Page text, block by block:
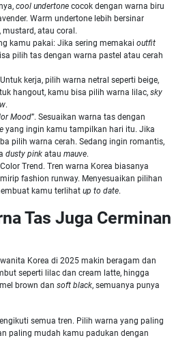
cool undertone cocok dengan warna biru
Warm undertone lebih bersinar
mustard, atau coral.
kamu pakai: Jika sering memakai outfit
pilih tas dengan warna pastel atau cerah
kerja, pilih warna netral seperti beige,
hangout, kamu bisa pilih warna lilac, sky
.
Mood”. Sesuaikan warna tas dengan
yang ingin kamu tampilkan hari itu. Jika
pilih warna cerah. Sedang ingin romantis,
dusty pink atau mauve.
Trend. Tren warna Korea biasanya
fashion runway. Menyesuaikan pilihan
kamu terlihat up to date.
Tas Juga Cerminan
Korea di 2025 makin beragam dan
seperti lilac dan cream latte, hingga
brown dan soft black, semuanya punya
semua tren. Pilih warna yang paling
paling mudah kamu padukan dengan